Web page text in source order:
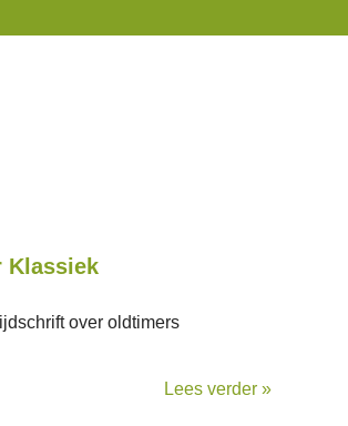
Klassiek
over oldtimers
Lees verder »